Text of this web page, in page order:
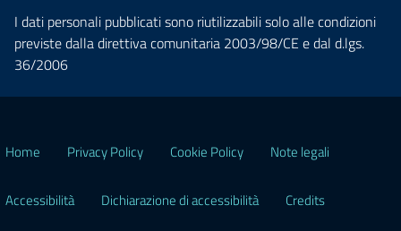
I dati personali pubblicati sono riutilizzabili solo alle condizioni
previste dalla direttiva comunitaria 2003/98/CE e dal d.lgs.
36/2006
Home Privacy Policy Cookie Policy Note legali
Accessibilità Dichiarazione di accessibilità Credits